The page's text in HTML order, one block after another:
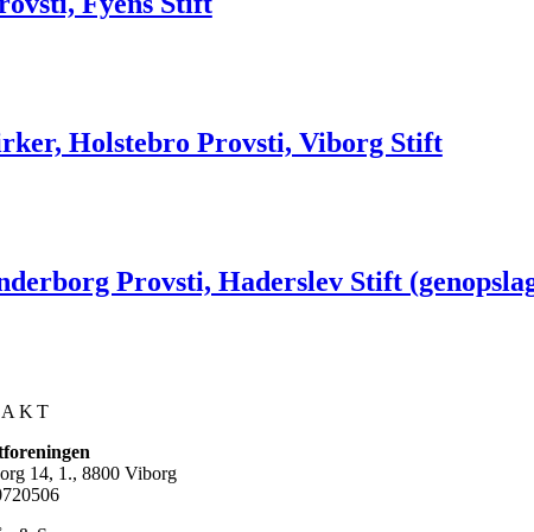
Holstebro Provsti, Viborg Stift
Provsti, Haderslev Stift
14, 1., 8800 Viborg